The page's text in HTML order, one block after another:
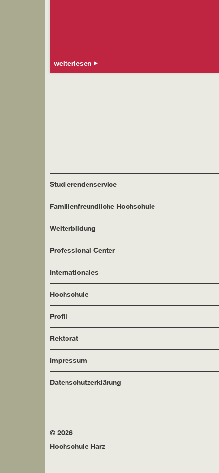
weiterlesen
Studierendenservice
Familienfreundliche Hochschule
Weiterbildung
Professional Center
Internationales
Hochschule
Profil
Rektorat
Impressum
Datenschutzerklärung
© 2026
Hochschule Harz